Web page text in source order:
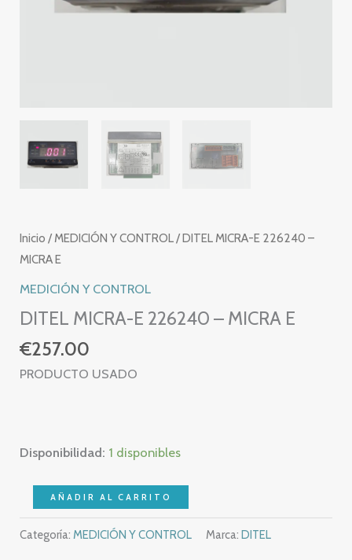
Inicio /MEDICIÓN Y CONTROL/ DITEL MICRA-E 226240 –
MICRA E
MEDICIÓN Y CONTROL
DITEL MICRA-E 226240 – MICRA E
€257.00
PRODUCTO USADO
Disponibilidad: 1 disponibles
DITEL
MICRA-
E
AÑADIR AL CARRITO
Categoría:MEDICIÓN Y CONTROL Marca:DITEL